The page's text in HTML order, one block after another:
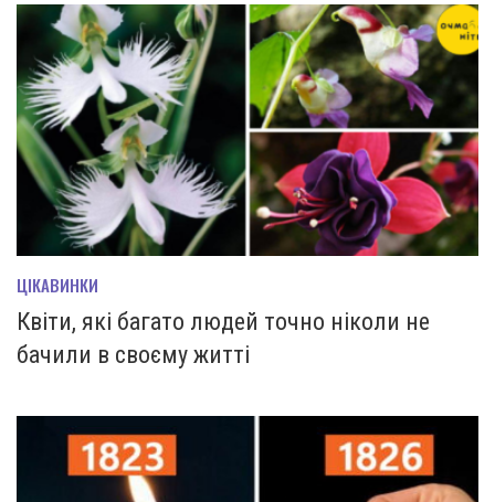
ЦІКАВИНКИ
Квіти, які багато людей точно ніколи не
бачили в своєму житті